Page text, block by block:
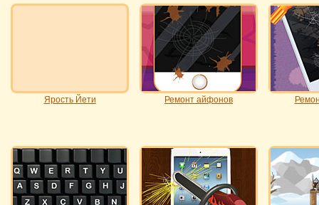
Ярость Йети Ремонт айфонов